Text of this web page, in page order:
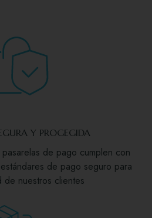
Y PROGEGIDA
de pago cumplen con
de pago seguro para
de nuestros clientes